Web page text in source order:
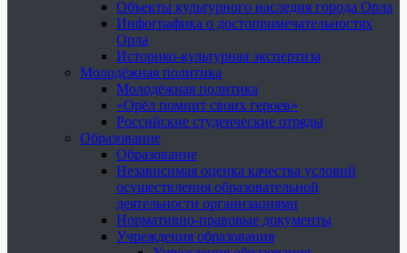
Объекты культурного наследия города Орла
Инфографика о достопримечательностях
Орла
Историко-культурная экспертиза
Молодёжная политика
Молодёжная политика
«Орёл помнит своих героев»
Российские студенческие отряды
Образование
Образование
Независимая оценка качества условий
осуществления образовательной
деятельности организациями
Нормативно-правовые документы
Учреждения образования